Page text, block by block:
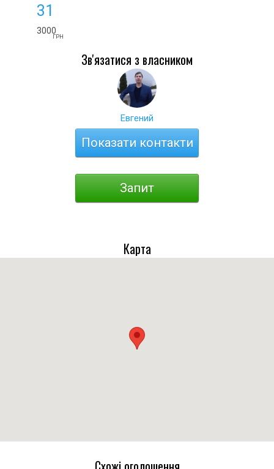
31
3000
ГРН
Зв'язатися з власником
Евгений
Показати контакти
Запит
Карта